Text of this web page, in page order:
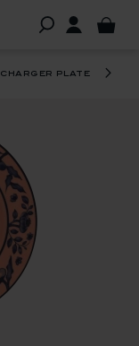
charger plate